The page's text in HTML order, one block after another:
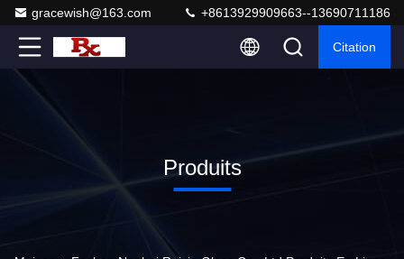
gracewish@163.com +8613929909663--13690711186
Citation
Produits